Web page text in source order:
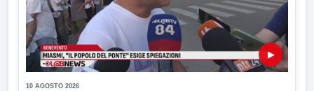
▶
10 AGOSTO 2026